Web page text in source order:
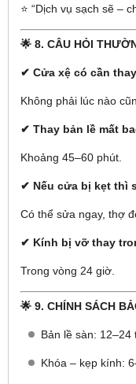
⭐ “Dịch vụ sạch sẽ –
🌟 8. CÂU HỎI
✔ Cửa xệ có cần
Không phải lúc nào
✔ Thay bản lề mất
Khoảng 45–60 phút.
✔ Nếu cửa bị kẹt thì
Có thể sửa ngay, thợ
✔ Kính bị vỡ thay
Trong vòng 24 giờ.
🌟 9. CHÍNH SÁCH
Bản lề sàn: 12–24
Khóa – kẹp kính: